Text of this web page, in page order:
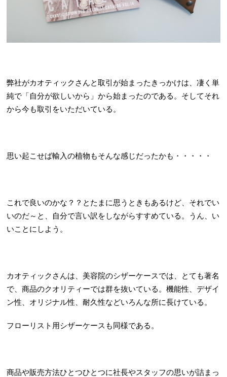
弊社がカオティックさんと取引が始まったきっかけは、凄く単
純で「自分が欲しいから」から始まったのである。そしてそれ
から今も取引をいただいている。
思い起こせば輸入の植物もそんな感じだったかも・・・・・
これで良いのかな？？とたまに思うときもあるけど、それでい
いのだ～と、自分で言い訳をしながらすすめている。うん、い
いことにしよう。
カオティックさんは、美容院のシザーケースでは、とても著名
で、商品のクオリティーでは群を抜いている。機能性、デザイ
ン性、オリジナル性、耐久性などいろんな所に長けている。
フローリスト用シザーケースも同様である。
商品や販売方法ひとつひとつに社長やスタッフの思いが詰まっ